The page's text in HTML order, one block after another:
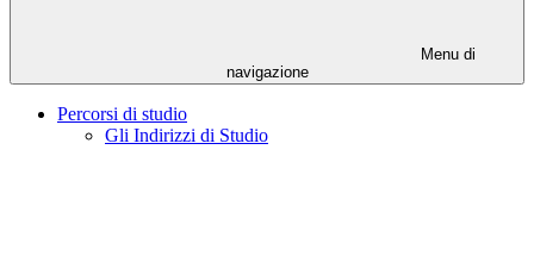
Menu di
navigazione
Percorsi di studio
Gli Indirizzi di Studio